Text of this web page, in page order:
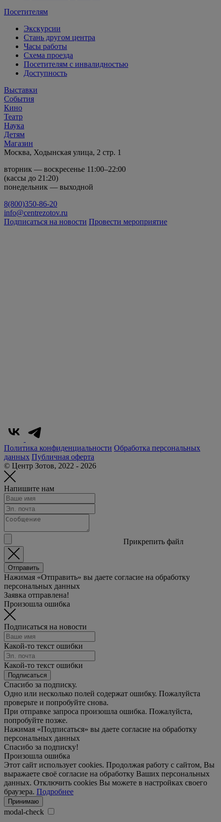
Посетителям
Экскурсии
Стань другом центра
Часы работы
Схема проезда
Посетителям с инвалидностью
Доступность
Выставки
События
Кино
Театр
Наука
Детям
Магазин
Москва, Ходынская улица, 2 стр. 1
вторник — воскресенье 11:00–22:00
(кассы до 21:20)
понедельник — выходной
8(800)350-86-20
info@centrezotov.ru
Подписаться на новости Провести мероприятие
Политика конфиденциальности Обработка персональных
данных Публичная оферта
© Центр Зотов, 2022 - 2026
Напишите нам
Прикрепить файл
Отправить
Нажимая «Отправить» вы даете согласие на обработку
персональных данных
Заявка отправлена!
Произошла ошибка
Подписаться на новости
Какой-то текст ошибки
Какой-то текст ошибки
Подписаться
Спасибо за подписку.
Одно или несколько полей содержат ошибку. Пожалуйста
проверьте и попробуйте снова.
При отправке запроса произошла ошибка. Пожалуйста,
попробуйте позже.
Нажимая «Подписаться» вы даете согласие на обработку
персональных данных
Спасибо за подписку!
Произошла ошибка
Этот сайт использует cookies. Продолжая работу с сайтом, Вы
выражаете своё согласие на обработку Ваших персональных
данных. Отключить cookies Вы можете в настройках своего
браузера. Подробнее
Принимаю
modal-check